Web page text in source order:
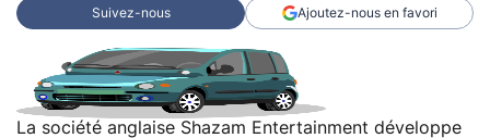
Suivez-nous Ajoutez-nous en favori
La société anglaise Shazam Entertainment développe